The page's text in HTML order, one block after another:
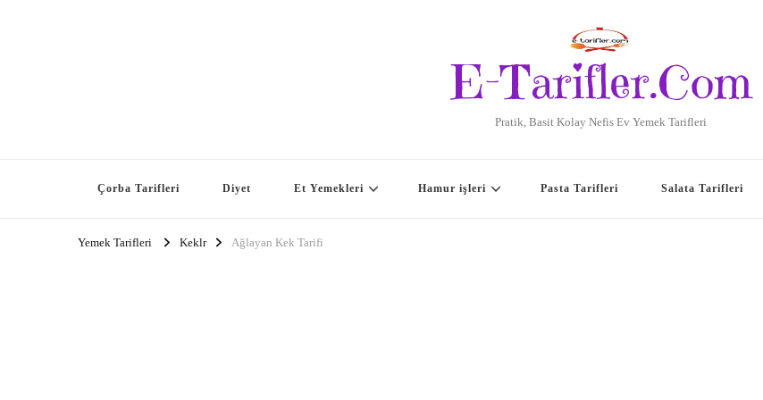
E-Tarifler.Com
Pratik, Basit Kolay Nefis Ev Yemek Tarifleri
Çorba Tarifleri Diyet Et Yemekleri Hamur işleri Pasta Tarifleri Salata Tarifleri
Yemek Tarifleri Keklr Ağlayan Kek Tarifi